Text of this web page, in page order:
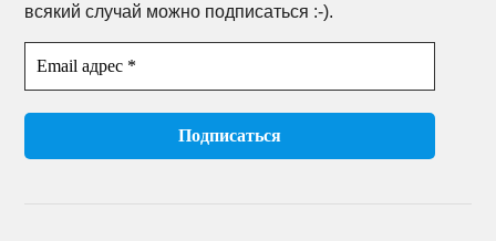
всякий случай можно подписаться :-).